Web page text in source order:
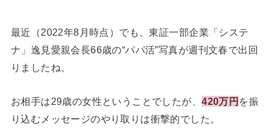
最近（2022年8月時点）でも、東証一部企業「システ
ナ」逸見愛親会長66歳の“パパ活”写真が週刊文春で出回
りましたね。
お相手は29歳の女性ということでしたが、420万円 を振
り込むメッセージのやり取りは衝撃的でした。